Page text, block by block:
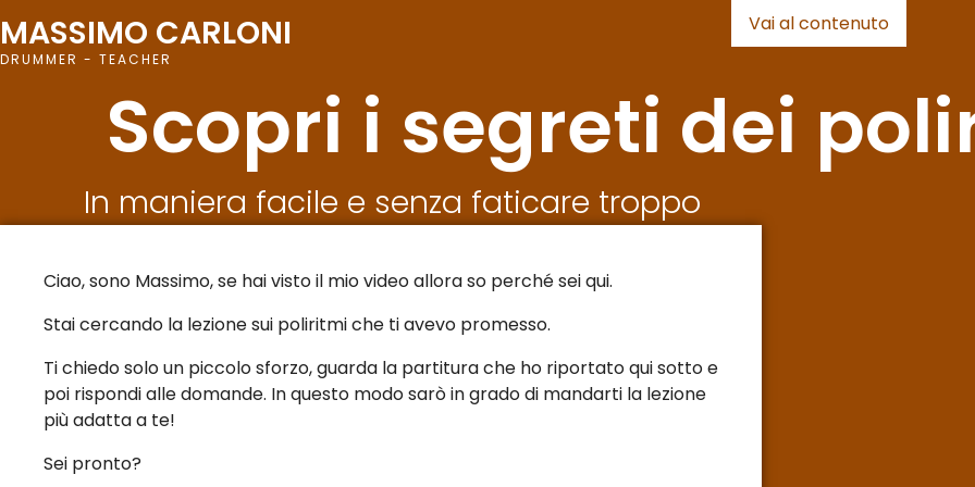
Vai al contenuto
MASSIMO CARLONI
DRUMMER - TEACHER
Scopri i segreti dei
In maniera facile e senza faticare troppo
Ciao, sono Massimo, se hai visto il mio video allora so perché sei qui.
Stai cercando la lezione sui poliritmi che ti avevo promesso.
Ti chiedo solo un piccolo sforzo, guarda la partitura che ho riportato qui sotto e
poi rispondi alle domande. In questo modo sarò in grado di mandarti la lezione
più adatta a te!
Sei pronto?